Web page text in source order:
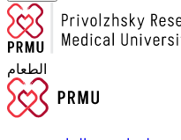
الطعام